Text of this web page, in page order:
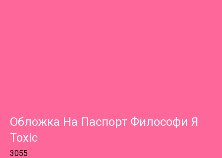
Обложка На Паспорт Философи Я
Toxic
3055